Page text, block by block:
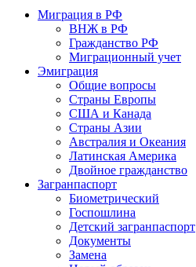
Миграция в РФ
ВНЖ в РФ
Гражданство РФ
Миграционный учет
Эмиграция
Общие вопросы
Страны Европы
США и Канада
Страны Азии
Австралия и Океания
Латинская Америка
Двойное гражданство
Загранпаспорт
Биометрический
Госпошлина
Детский загранпаспорт
Документы
Замена